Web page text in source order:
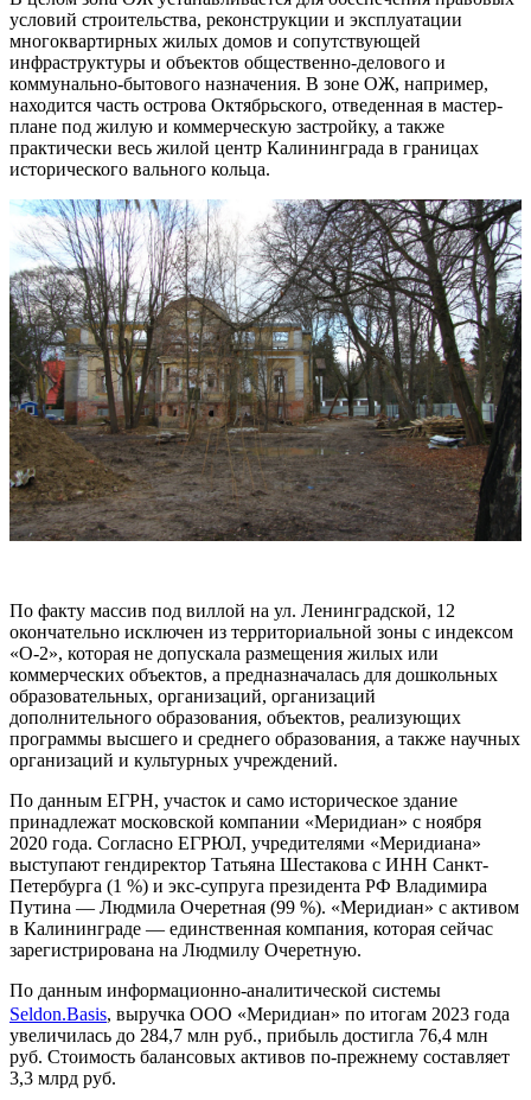
условий строительства, реконструкции и эксплуатации
многоквартирных жилых домов и сопутствующей
инфраструктуры и объектов общественно-делового и
коммунально-бытового назначения. В зоне ОЖ, например,
находится часть острова Октябрьского, отведенная в мастер-
плане под жилую и коммерческую застройку, а также
практически весь жилой центр Калининграда в границах
исторического вального кольца.
По факту массив под виллой на ул. Ленинградской, 12
окончательно исключен из территориальной зоны с индексом
«О-2», которая не допускала размещения жилых или
коммерческих объектов, а предназначалась для дошкольных
образовательных, организаций, организаций
дополнительного образования, объектов, реализующих
программы высшего и среднего образования, а также научных
организаций и культурных учреждений.
По данным ЕГРН, участок и само историческое здание
принадлежат московской компании «Меридиан» с ноября
2020 года. Согласно ЕГРЮЛ, учредителями «Меридиана»
выступают гендиректор Татьяна Шестакова с ИНН Санкт-
Петербурга (1 %) и экс-супруга президента РФ Владимира
Путина — Людмила Очеретная (99 %). «Меридиан» с активом
в Калининграде — единственная компания, которая сейчас
зарегистрирована на Людмилу Очеретную.
По данным информационно-аналитической системы
Seldon.Basis, выручка ООО «Меридиан» по итогам 2023 года
увеличилась до 284,7 млн руб., прибыль достигла 76,4 млн
руб. Стоимость балансовых активов по-прежнему составляет
3,3 млрд руб.